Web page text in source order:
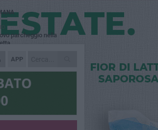
APP
parcheggio nella
Dagnello:
investito all'alba a Trani
in fuga
mafia. Nasce il servizio